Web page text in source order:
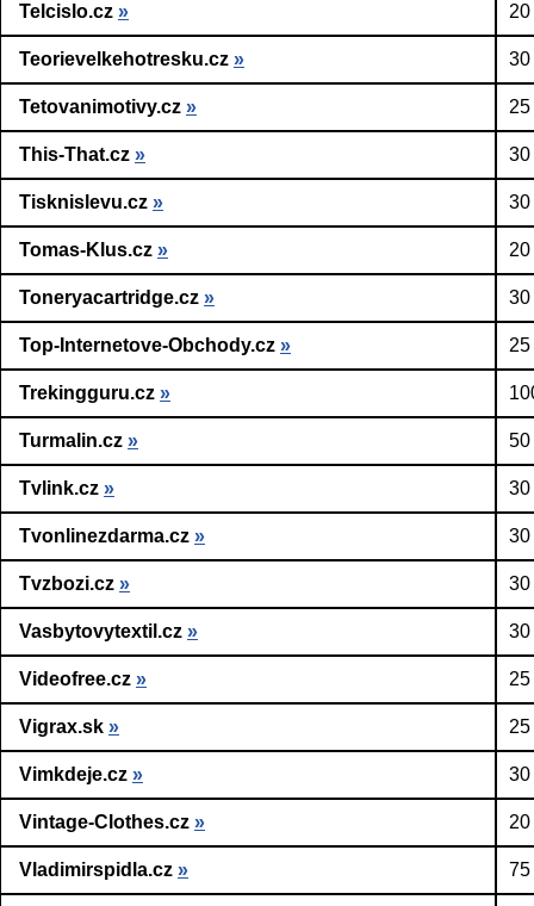
Telcislo.cz »
Teorievelkehotresku.cz » 30
Tetovanimotivy.cz »
This-That.cz » 30
Tisknislevu.cz » 30
Tomas-Klus.cz »
Toneryacartridge.cz » 30
Top-Internetove-Obchody.cz »
Trekingguru.cz »
Turmalin.cz » 50
Tvlink.cz » 30
Tvonlinezdarma.cz » 30
Tvzbozi.cz » 30
Vasbytovytextil.cz » 30
Videofree.cz »
Vigrax.sk »
Vimkdeje.cz » 30
Vintage-Clothes.cz »
Vladimirspidla.cz » 75